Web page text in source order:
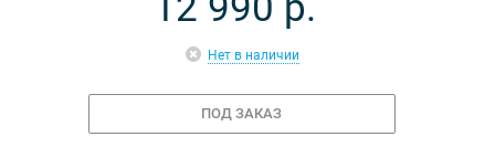
Нет в наличии
ПОД ЗАКАЗ